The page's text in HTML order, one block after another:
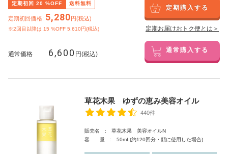
定期初回 20 %OFF 送料無料
定期初回価格: 5,280円(税込)
※2回目以降は 15 %OFF 5,610円(税込)
定期購入する
定期お届けおトク便とは＞
通常価格 6,600 円(税込) 通常購入する
草花木果 ゆずの恵み美容オイル
440件
販売名 : 草花木果 美容オイルN
容 量 : 50mL(約120回分・顔に使用した場合)